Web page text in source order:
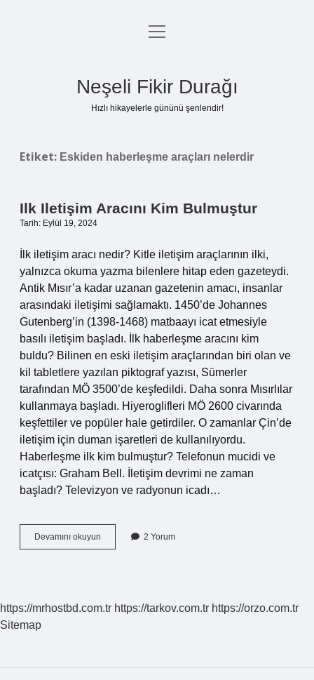
Anasayfa
menüyü
Neşeli Fikir Durağı
Hızlı hikayelerle gününü şenlendir!
Etiket: Eskiden haberleşme araçları nelerdir
Ilk Iletişim Aracını Kim Bulmuştur
Tarih: Eylül 19, 2024
İlk iletişim aracı nedir? Kitle iletişim araçlarının ilki,
yalnızca okuma yazma bilenlere hitap eden gazeteydi.
Antik Mısır’a kadar uzanan gazetenin amacı, insanlar
arasındaki iletişimi sağlamaktı. 1450’de Johannes
Gutenberg’in (1398-1468) matbaayı icat etmesiyle
basılı iletişim başladı. İlk haberleşme aracını kim
buldu? Bilinen en eski iletişim araçlarından biri olan ve
kil tabletlere yazılan piktograf yazısı, Sümerler
tarafından MÖ 3500’de keşfedildi. Daha sonra Mısırlılar
kullanmaya başladı. Hiyeroglifleri MÖ 2600 civarında
keşfettiler ve popüler hale getirdiler. O zamanlar Çin’de
iletişim için duman işaretleri de kullanılıyordu.
Haberleşme ilk kim bulmuştur? Telefonun mucidi ve
icatçısı: Graham Bell. İletişim devrimi ne zaman
başladı? Televizyon ve radyonun icadı…
Devamını okuyun
Iletişim
2 Yorum
https://mrhostbd.com.tr https://tarkov.com.tr https://orzo.com.tr
Sitemap